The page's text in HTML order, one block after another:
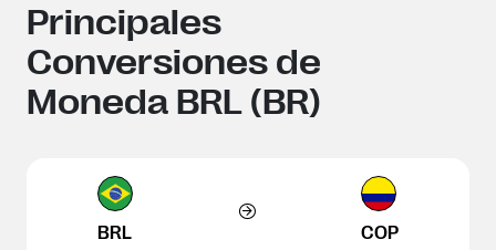
Principales
Conversiones de
Moneda BRL (BR)
BRL COP